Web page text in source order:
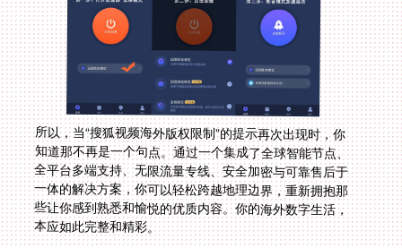
所以，当“搜狐视频海外版权限制”的提示再次出现时，你
知道那不再是一个句点。通过一个集成了全球智能节点、
全平台多端支持、无限流量专线、安全加密与可靠售后于
一体的解决方案，你可以轻松跨越地理边界，重新拥抱那
些让你感到熟悉和愉悦的优质内容。你的海外数字生活，
本应如此完整和精彩。